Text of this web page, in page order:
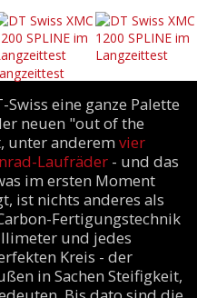
eine ganze Palette
neuen "out of the
unter anderem vier
Laufräder- und das
im ersten Moment
ist nichts anderes als
Fertigungstechnik
und jedes
Kreis - der
in Sachen Steifigkeit,